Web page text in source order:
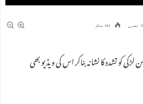
0 تبصرے 141 مناظر
کو تشدد کا نشانہ بناکر اس کی ویڈیو بھی